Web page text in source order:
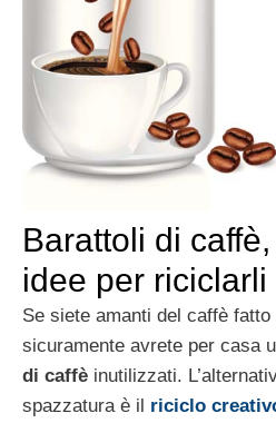
Barattoli di
idee per riciclarli
Se siete amanti del caffè
sicuramente avrete per casa
di caffè inutilizzati.
spazzatura è il riciclo